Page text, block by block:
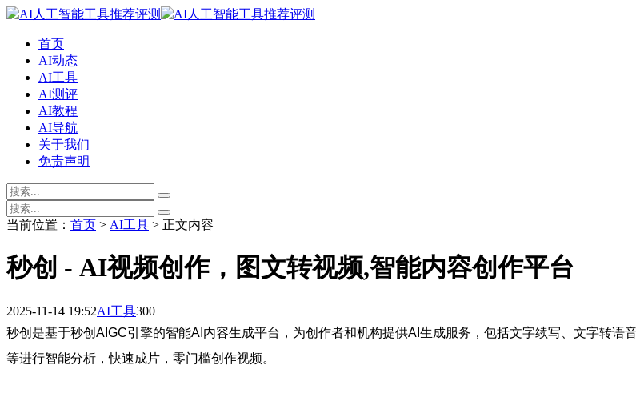
首页
AI动态
AI工具
AI测评
AI教程
AI导航
关于我们
免责声明
当前位置： 首页 > AI工具 > 正文内容
秒创 - AI视频创作，图文转视频,智能内容创作平台
2025-11-14 19:52AI工具300
秒创是基于秒创AIGC引擎的智能AI内容生成平台，为创作者和机构提供AI生成服务，包括文字续写、文字转
等进行智能分析，快速成片，零门槛创作视频。